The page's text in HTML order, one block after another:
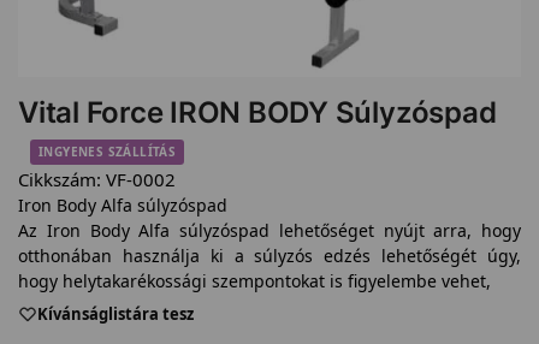
Vital Force IRON BODY Súlyzóspad
INGYENES SZÁLLÍTÁS
Cikkszám: VF-0002
Iron Body Alfa súlyzóspad
Az Iron Body Alfa súlyzóspad lehetőséget nyújt arra, hogy
otthonában használja ki a súlyzós edzés lehetőségét úgy,
hogy helytakarékossági szempontokat is figyelembe vehet,
Kívánságlistára tesz